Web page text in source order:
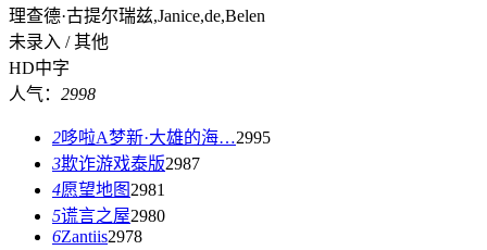
理查德·古提尔瑞兹,Janice,de,Belen
未录入 / 其他
HD中字
人气： 2998
2哆啦A梦新·大雄的海…2995
3欺诈游戏泰版2987
4愿望地图 2981
5谎言之屋2980
6Zantiis2978